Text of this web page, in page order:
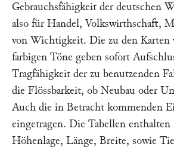
Gebrauchsfähigkeit der deutschen
also für Handel, Volkswirthschaft,
von Wichtigkeit. Die zu den Karten
farbigen Töne geben sofort
Tragfähigkeit der zu benutzenden
die Flössbarkeit, ob Neubau oder
Auch die in Betracht kommenden
eingetragen. Die Tabellen enthalten
Höhenlage, Länge, Breite, sowie